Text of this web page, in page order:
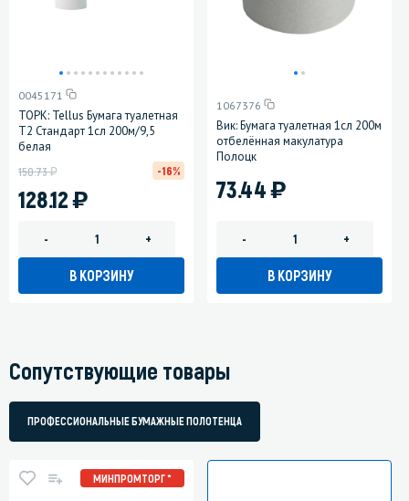
0045171
ТОРК: Tellus Бумага туалетная
T2 Стандарт 1сл 200м/9,5
белая
128.12)
150.73у -16%
- +
В КОРЗИНУ
1067376
Вик: Бумага туалетная 1сл 200м
отбелённая макулатура
Полоцк
73.44)
- +
В КОРЗИНУ
Сопутствующие товары
ПРОФЕССИОНАЛЬНЫЕ БУМАЖНЫЕ ПОЛОТЕНЦА
МИНПРОМТОРГ *